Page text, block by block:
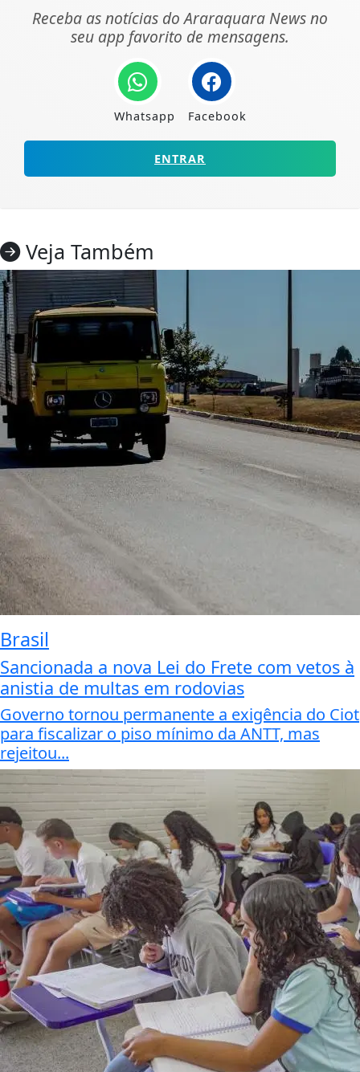
Receba as notícias do Araraquara News no
seu app favorito de mensagens.
Whatsapp Facebook
ENTRAR
Veja Também
Brasil
Sancionada a nova Lei do Frete com vetos à
anistia de multas em rodovias
Governo tornou permanente a exigência do Ciot
para fiscalizar o piso mínimo da ANTT, mas
rejeitou...